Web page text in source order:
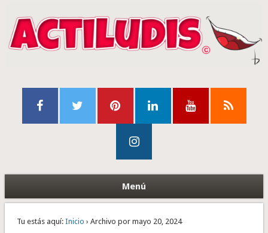
Menú
Tu estás aquí: Inicio › Archivo por mayo 20, 2024